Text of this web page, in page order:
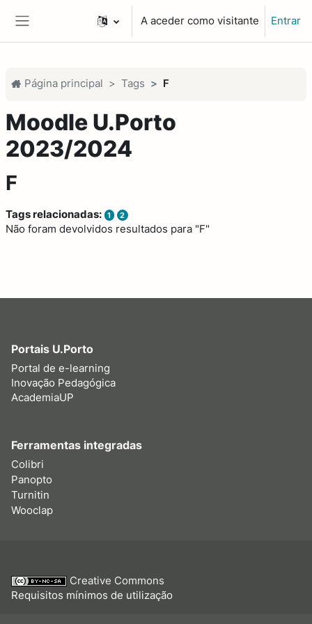
Ir para o conteúdo principal
A aceder como visitante Entrar
Página principal Tags F
Moodle U.Porto
2023/2024
F
Tags relacionadas: 1 2
Não foram devolvidos resultados para "F"
Portais U.Porto
Portal de e-learning
Inovação Pedagógica
AcademiaUP
Ferramentas integradas
Colibri
Panopto
Turnitin
Wooclap
Creative Commons
Requisitos mínimos de utilização